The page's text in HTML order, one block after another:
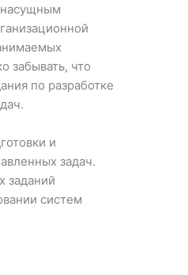
насущным
забывать, что
по разработке
и
задач.
заданий
систем